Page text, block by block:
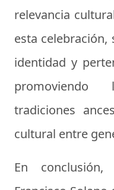
relevancia
esta
identidad y
tradiciones
cultural entre
En